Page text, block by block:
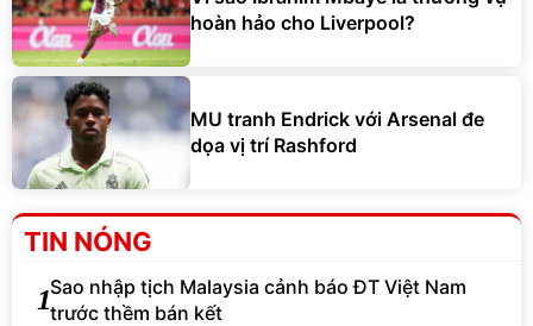
hoàn hảo cho Liverpool?
MU tranh Endrick với Arsenal đe
dọa vị trí Rashford
TIN NÓNG
1Sao nhập tịch Malaysia cảnh báo ĐT Việt Nam
trước thềm bán kết